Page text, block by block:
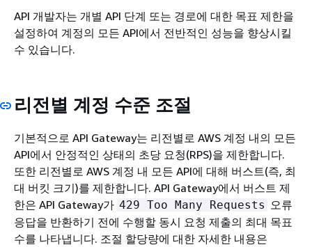
API 개발자는 개별 API 단계 또는 경로에 대한 목표 제한을
설정하여 계정의 모든 API에서 전반적인 성능을 향상시킬
수 있습니다.
리전별 계정 수준 조절
기본적으로 API Gateway는 리전별로 AWS 계정 내의 모든
API에서 안정적인 상태의 초당 요청(RPS)을 제한합니다.
또한 리전별로 AWS 계정 내 모든 API에 대해 버스트(즉, 최
대 버킷 크기)를 제한합니다. API Gateway에서 버스트 제
한은 API Gateway가 429 Too Many Requests 오류
응답을 반환하기 전에 수행할 동시 요청 제출의 최대 목표
수를 나타냅니다. 조절 할당량에 대한 자세한 내용은